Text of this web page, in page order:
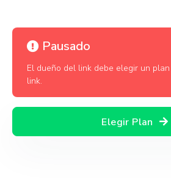
Pausado
El dueño del link debe elegir un
link.
Elegir Plan